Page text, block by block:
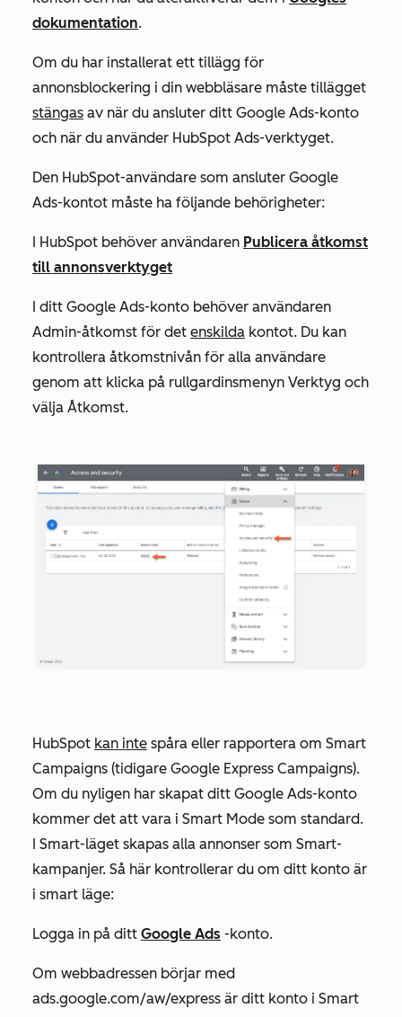
dokumentation.
Om du har installerat ett tillägg för
annonsblockering i din webbläsare måste tillägget
stängas av när du ansluter ditt Google Ads-konto
och när du använder HubSpot Ads-verktyget.
Den HubSpot-användare som ansluter Google
Ads-kontot måste ha följande behörigheter:
I HubSpot behöver användaren Publicera åtkomst
till annonsverktyget
I ditt Google Ads-konto behöver användaren
Admin-åtkomst för det enskilda kontot. Du kan
kontrollera åtkomstnivån för alla användare
genom att klicka på rullgardinsmenyn Verktyg och
välja Åtkomst.
HubSpot kan inte spåra eller rapportera om Smart
Campaigns (tidigare Google Express Campaigns).
Om du nyligen har skapat ditt Google Ads-konto
kommer det att vara i Smart Mode som standard.
I Smart-läget skapas alla annonser som Smart-
kampanjer. Så här kontrollerar du om ditt konto är
i smart läge:
Logga in på ditt Google Ads -konto.
Om webbadressen börjar med
ads.google.com/aw/express är ditt konto i Smart